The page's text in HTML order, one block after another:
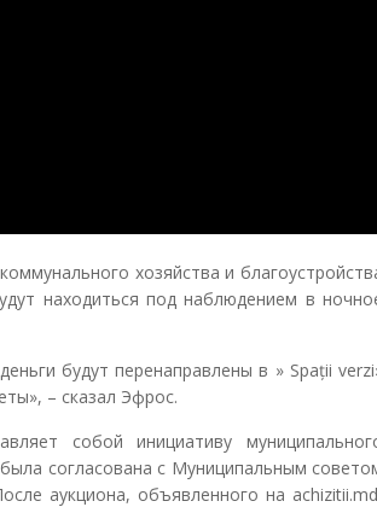
хозяйства и
находиться под наблюдением в
будут перенаправлены в » Spații
– сказал Эфрос.
собой инициативу
согласована с Муниципальным
аукциона, объявленного на